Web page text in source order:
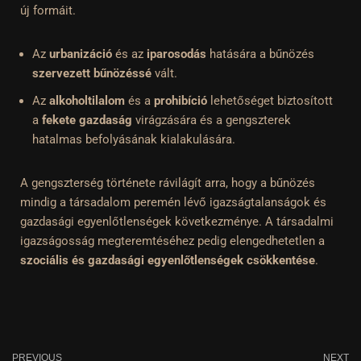
új formáit.
Az urbanizáció és az iparosodás hatására a bűnözés
szervezett bűnözéssé vált.
Az alkoholtilalom és a prohibíció lehetőséget biztosított
a fekete gazdaság virágzására és a gengszterek
hatalmas befolyásának kialakulására.
A gengszterség története rávilágít arra, hogy a bűnözés
mindig a társadalom peremén lévő igazságtalanságok és
gazdasági egyenlőtlenségek következménye. A társadalmi
igazságosság megteremtéséhez pedig elengedhetetlen a
szociális és gazdasági egyenlőtlenségek csökkentése.
PREVIOUS NEXT